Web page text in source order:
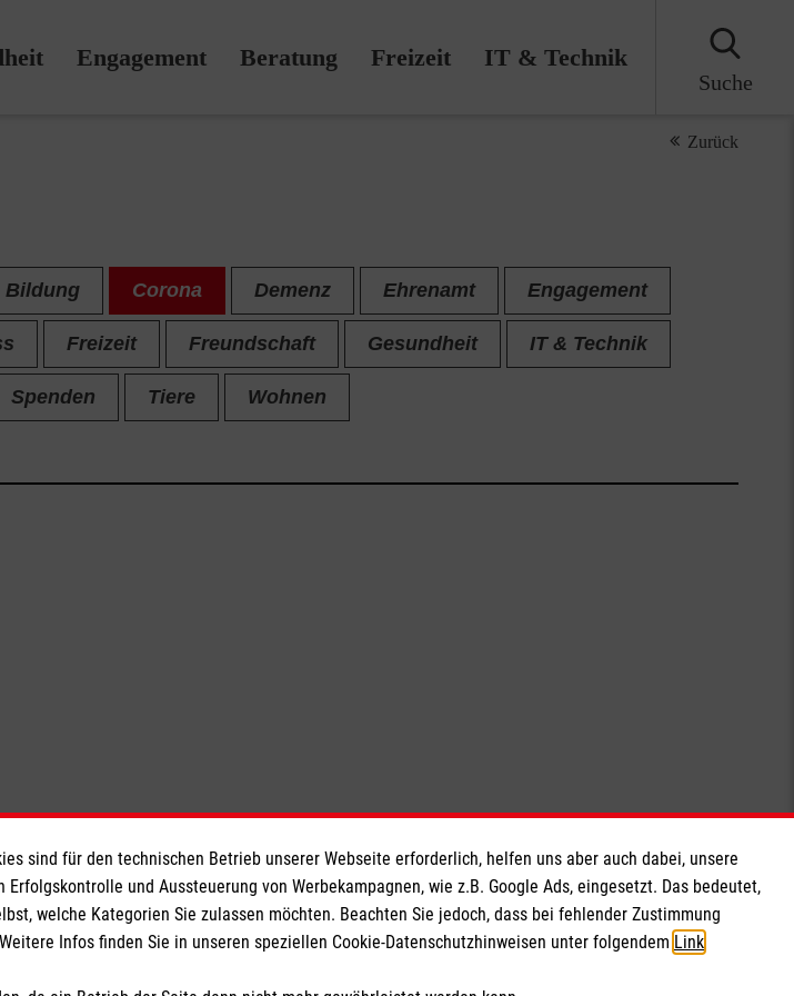
Engagement Beratung Freizeit IT & Technik
Suche
Zurück
Bildung Corona Demenz Ehrenamt Engagement
Freizeit Freundschaft Gesundheit IT & Technik
Spenden Tiere Wohnen
Weitere Artikel
sind für den technischen Betrieb unserer Webseite erforderlich, helfen uns aber auch dabei, unsere
und Aussteuerung von Werbekampagnen, wie z.B. Google Ads, eingesetzt. Das bedeutet,
welche Kategorien Sie zulassen möchten. Beachten Sie jedoch, dass bei fehlender Zustimmung
Infos finden Sie in unseren speziellen Cookie-Datenschutzhinweisen unter folgendem Link